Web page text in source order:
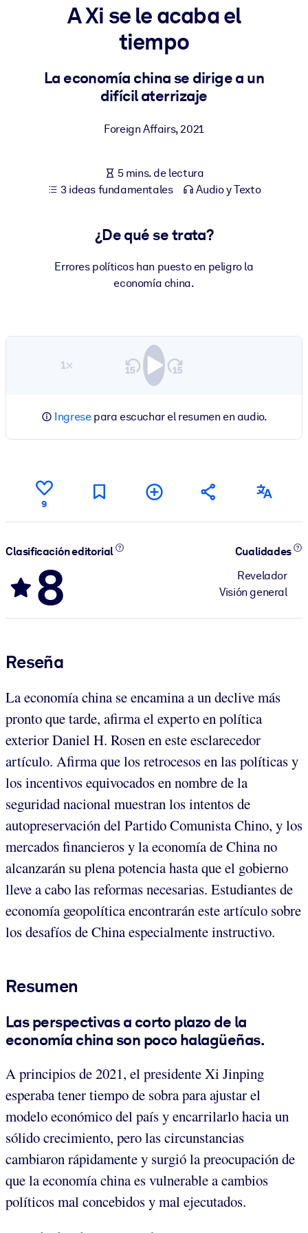
Integre conocimientos verificados y breves en su LMS/LXP para
obtener mejores resultados de aprendizaje.
Enriquezca su biblioteca corporativa con conocimientos
Para sistemas de IA
Alimente sus sistemas de IA con conocimientos fiables y
A Xi se le acaba el
tiempo
La economía china se dirige a un
difícil aterrizaje
Foreign Affairs,2021
5 mins. de lectura
3 ideas fundamentales
Audio y Texto
¿De qué se trata?
Errores políticos han puesto en peligro la
economía china.
1×
Ingresepara escuchar el resumen en audio.
9
Clasificación editorial
8
Cualidades
Revelador
Visión general
Reseña
La economía china se encamina a un declive más
pronto que tarde, afirma el experto en política
exterior Daniel H. Rosen en este esclarecedor
artículo. Afirma que los retrocesos en las políticas y
los incentivos equivocados en nombre de la
seguridad nacional muestran los intentos de
autopreservación del Partido Comunista Chino, y los
mercados financieros y la economía de China no
alcanzarán su plena potencia hasta que el gobierno
lleve a cabo las reformas necesarias. Estudiantes de
economía geopolítica encontrarán este artículo sobre
los desafíos de China especialmente instructivo.
Resumen
Las perspectivas a corto plazo de la
economía china son poco halagüeñas.
A principios de 2021, el presidente Xi Jinping
esperaba tener tiempo de sobra para ajustar el
modelo económico del país y encarrilarlo hacia un
sólido crecimiento, pero las circunstancias
cambiaron rápidamente y surgió la preocupación de
que la economía china es vulnerable a cambios
políticos mal concebidos y mal ejecutados.